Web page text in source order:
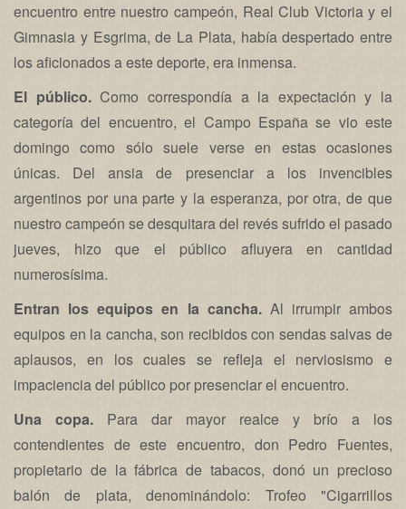
encuentro entre nuestro campeón, Real Club Victoria y el
Gimnasia y Esgrima, de La Plata, había despertado entre
los aficionados a este deporte, era inmensa.
El público.Como correspondía a la expectación y la
categoría del encuentro, el Campo España se vio este
domingo como sólo suele verse en estas ocasiones
únicas. Del ansia de presenciar a los invencibles
argentinos por una parte y la esperanza, por otra, de que
nuestro campeón se desquitara del revés sufrido el pasado
jueves, hizo que el público afluyera en cantidad
numerosísima.
Entran los equipos en la cancha.Al irrumpir ambos
equipos en la cancha, son recibidos con sendas salvas de
aplausos, en los cuales se refleja el nerviosismo e
impaciencia del público por presenciar el encuentro.
Una copa. Para dar mayor realce y brío a los
contendientes de este encuentro, don Pedro Fuentes,
propietario de la fábrica de tabacos, donó un precioso
balón de plata, denominándolo: Trofeo "Cigarrillos